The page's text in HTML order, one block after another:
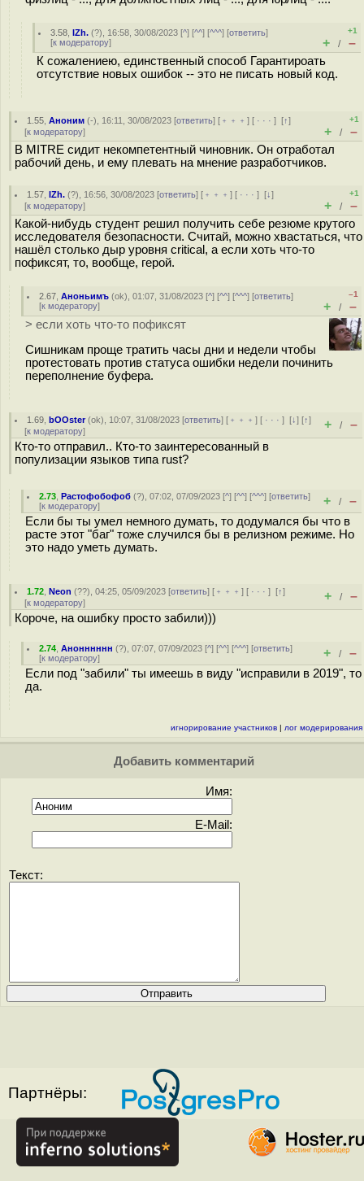
3.58 ,IZh. (?), 16:58, 30/08/2023 [^] [^^] [^^^] [ответить]
[к модератору]
+1
+ / –
К сожалениею, единственный способ Гарантироать
отсутствие новых ошибок -- это не писать новый код.
1.55 ,Аноним (-), 16:11, 30/08/2023 [ответить] [ ﹢﹢﹢] [ · · ·][↑]
[к модератору]
+1
+ / –
В MITRE сидит некомпетентный чиновник. Он отработал
рабочий день, и ему плевать на мнение разработчиков.
1.57 ,IZh. (?), 16:56, 30/08/2023 [ответить] [ ﹢﹢﹢] [ · · ·][↓]
[к модератору]
+1
+ / –
Какой-нибудь студент решил получить себе резюме крутого
исследователя безопасности. Считай, можно хвастаться, что
нашёл столько дыр уровня critical, а если хоть что-то
пофиксят, то, вообще, герой.
2.67 ,Аноньимъ (ok), 01:07, 31/08/2023 [^] [^^] [^^^] [ответить]
[к модератору]
–1
+ / –
> если хоть что-то пофиксят
Сишникам проще тратить часы дни и недели чтобы
протестовать против статуса ошибки недели починить
переполнение буфера.
1.69 ,bOOster(ok), 10:07, 31/08/2023 [ответить] [ ﹢﹢﹢] [ · · ·][↓] [↑]
[к модератору] + / –
Кто-то отправил.. Кто-то заинтересованный в
популизации языков типа rust?
2.73 ,Растофобофоб (?), 07:02, 07/09/2023 [^] [^^] [^^^] [ответить]
[к модератору] + / –
Если бы ты умел немного думать, то додумался бы что в
расте этот "баг" тоже случился бы в релизном режиме. Но
это надо уметь думать.
1.72 ,Neon (??), 04:25, 05/09/2023 [ответить] [ ﹢﹢﹢] [ · · ·][↑]
[к модератору] + / –
Короче, на ошибку просто забили)))
2.74 ,Анонннннн (?), 07:07, 07/09/2023 [^] [^^] [^^^] [ответить]
[к модератору] + / –
Если под "забили" ты имеешь в виду "исправили в 2019", то
да.
игнорирование участников | лог модерирования
Добавить комментарий
Имя:
E-Mail:
Текст:
Партнёры: